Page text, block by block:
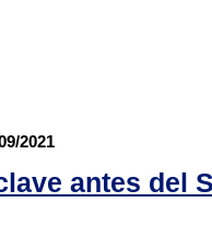
2021
antes del